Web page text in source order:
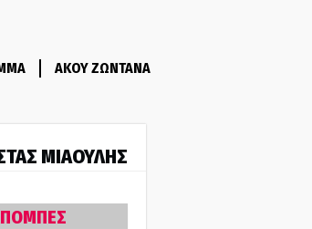
ΑΚΟΥ ΖΩΝΤΑΝΑ
ΜΙΑΟΥΛΗΣ